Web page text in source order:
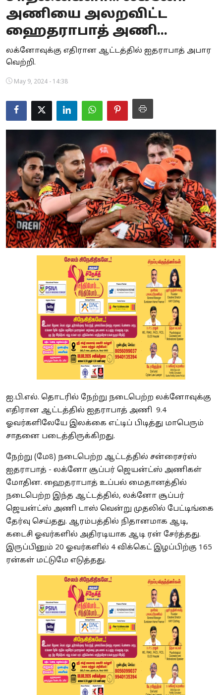
Business
Crime
Tamilnadu
National
World
Weather
Politics
அணியை அலறவிட்ட
ஹைதராபாத் அணி...
லக்னோவுக்கு எதிரான ஆட்டத்தில் ஐதராபாத் அபார
வெற்றி.
May 9, 2024 - 14:38
ஐ.பி.எல். தொடரில் நேற்று நடைபெற்ற லக்னோவுக்கு
எதிரான ஆட்டத்தில் ஐதராபாத் அணி 9.4
ஓவர்களிலேயே இலக்கை எட்டிப் பிடித்து மாபெரும்
சாதனை படைத்திருக்கிறது.
நேற்று (மே8) நடைபெற்ற ஆட்டத்தில் சன்ரைசர்ஸ்
ஐதராபாத் - லக்னோ சூப்பர் ஜெயன்ட்ஸ் அணிகள்
மோதின. ஹைதராபாத் உப்பல் மைதானத்தில்
நடைபெற்ற இந்த ஆட்டத்தில், லக்னோ சூப்பர்
ஜெயன்ட்ஸ் அணி டாஸ் வென்று முதலில் பேட்டிங்கை
தேர்வு செய்தது. ஆரம்பத்தில் நிதானமாக ஆடி,
கடைசி ஓவர்களில் அதிரடியாக ஆடி ரன் சேர்த்தது.
இருப்பினும் 20 ஓவர்களில் 4 விக்கெட் இழப்பிற்கு 165
ரன்கள் மட்டுமே எடுத்தது.